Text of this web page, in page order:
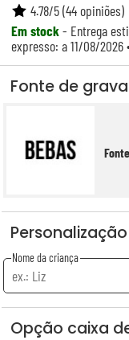
Em stock- Entrega
expresso: a 11/08/2026
4.78/5(44opiniões)
Fonte de
Nome da criança
Opção caixa